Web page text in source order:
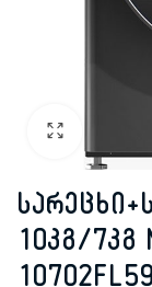
10კგ/7კგ